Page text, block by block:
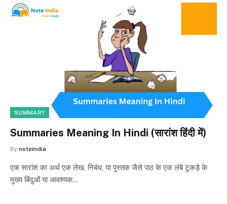
SUMMARY
Summaries Meaning In Hindi (सारांश हिंदी में)
By noteindia
एक सारांश का अर्थ एक लेख, निबंध, या पुस्तक जैसे पाठ के एक लंबे टुकड़े के
मुख्य बिंदुओं या आवश्यक…